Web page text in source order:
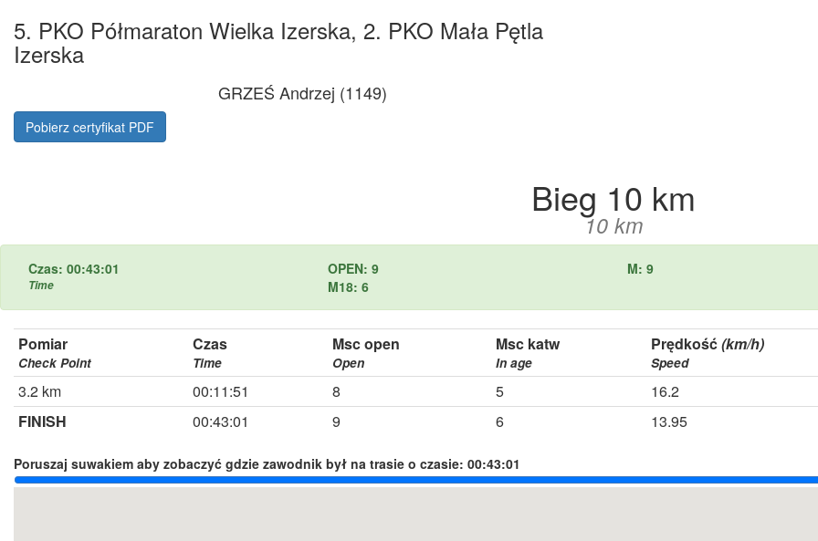
5. PKO Półmaraton Wielka Izerska, 2. PKO Mała Pętla
Izerska
GRZEŚ Andrzej (1149)
Pobierz certyfikat PDF
Bieg 10 km
10 km
Czas: 00:43:01
Time
OPEN: 9
M: 9
M18: 6
Pomiar
Check Point
Czas
Time
Msc open
Open
Msc katw
In age
Prędkość(km/h)
Speed
3.2 km 00:11:51 8 5
16.2
FINISH
00:43:01 9 6 13.95
Poruszaj suwakiem aby zobaczyć gdzie zawodnik był na trasie o czasie: 00:43:01